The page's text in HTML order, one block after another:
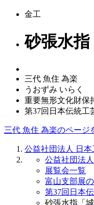
金工
砂張水指
三代 魚住 為楽
うおずみ いらく
重要無形文化財保
第37回日本伝統工
三代 魚住 為楽のページ
公益社団法人 日本
公益社団法
展覧会一覧
富山支部展
第37回日本
砂張水指「城